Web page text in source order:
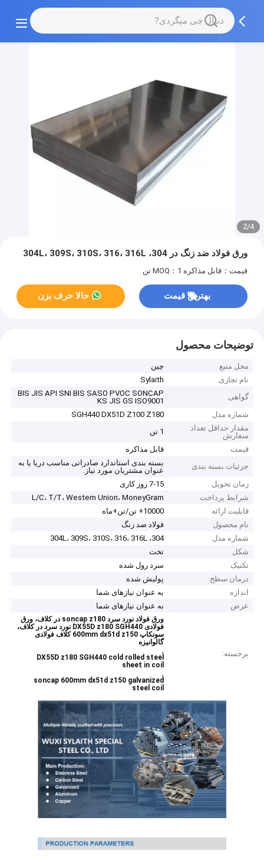
2/4
ورق فولاد ضد زنگ در 304، 304L، 309S، 310S، 316، 316L
قیمت：قابل مذاکره MOQ：1 تن
بهترین قیمت حالا حرف بزن
توضیحات محصول
محل منبع
چین
نام تجاری
Sylaith
گواهی
BIS JIS API SNI BIS SASO PVOC SONCAP
KS JIS GS ISO9001
شماره مدل
SGH440 DX51D Z100 Z180
مقدار حداقل تعداد
سفارش
1 تن
قیمت
قابل مذاکره
جزئیات بسته بندی
بسته بندی استاندارد صادراتی مناسب دریا یا به
عنوان مشتریان مورد نیاز.
زمان تحویل
7-15 روز کاری
شرایط پرداخت
L/C، T/T، Western Union، MoneyGram
قابلیت ارائه
10000+ تن/تن+ماه
نام محصول
فولاد ضد زنگ
شماره مدل
304، 304L، 309S، 310S، 316، 316L
شکل
تخت
تکنیک
سرد رول شده
درمان سطح
پولیش شده
اندازه
به عنوان نیازهای شما
عرض
به عنوان نیازهای شما
برجسته:
ورق فولاد نورد سرد soncap z180 در کلاف، ورق
فولادی DX55D z180 SGH440 نورد سرد در کلاف،
سونکاپ 600mm dx51d z150 کلاف فولادی
گالوانیزه
,
DX55D z180 SGH440 cold rolled steel
sheet in coil
,
soncap 600mm dx51d z150 galvanized
steel coil